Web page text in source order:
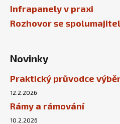
Infrapanely v praxi
Rozhovor se
Novinky
Praktický průvodce
12.2.2026
Rámy a rámování
10.2.2026